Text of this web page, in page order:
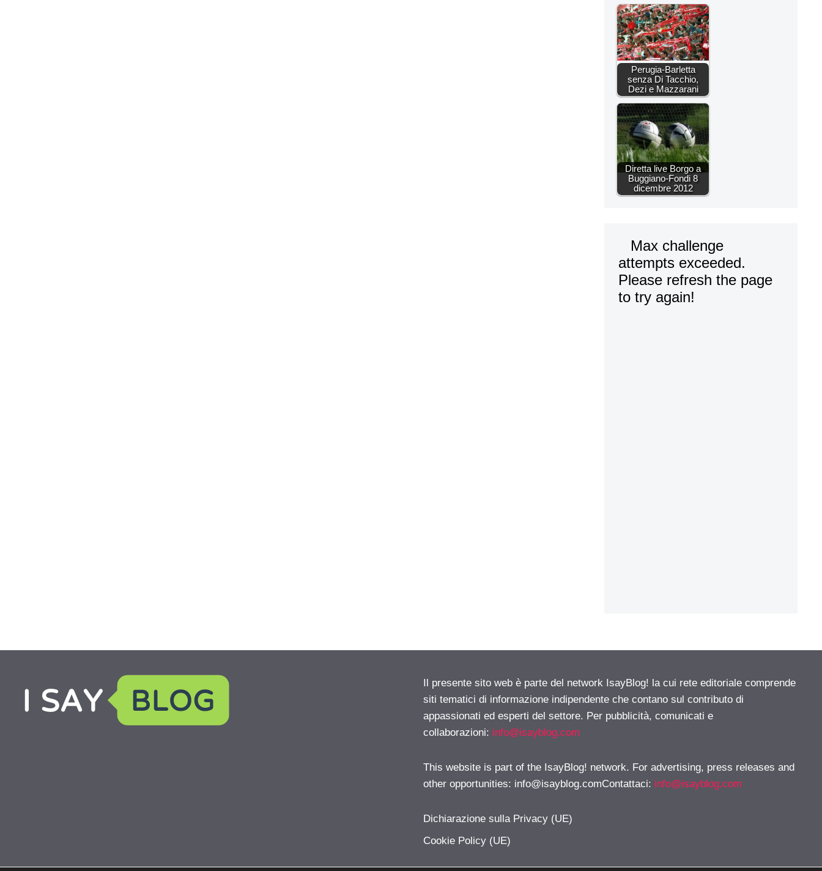
Perugia-Barletta
senza Di Tacchio,
Dezi e Mazzarani
Diretta live Borgo a
Buggiano-Fondi 8
dicembre 2012
Il presente sito web è parte del network IsayBlog! la cui rete editoriale comprende
siti tematici di informazione indipendente che contano sul contributo di
appassionati ed esperti del settore. Per pubblicità, comunicati e
collaborazioni: info@isayblog.com
This website is part of the IsayBlog! network. For advertising, press releases and
other opportunities: info@isayblog.comContattaci: info@isayblog.com
Dichiarazione sulla Privacy (UE)
Cookie Policy (UE)